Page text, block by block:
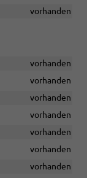
vorhanden
vorhanden
vorhanden
vorhanden
vorhanden
vorhanden
vorhanden
vorhanden